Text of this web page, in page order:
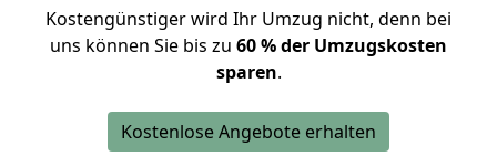
Kostengünstiger wird Ihr Umzug nicht, denn bei
uns können Sie bis zu 60 % der Umzugskosten
sparen.
Kostenlose Angebote erhalten